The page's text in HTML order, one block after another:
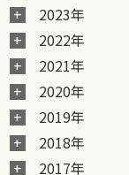
2023年
2022年
2021年
2020年
2019年
2018年
2017年